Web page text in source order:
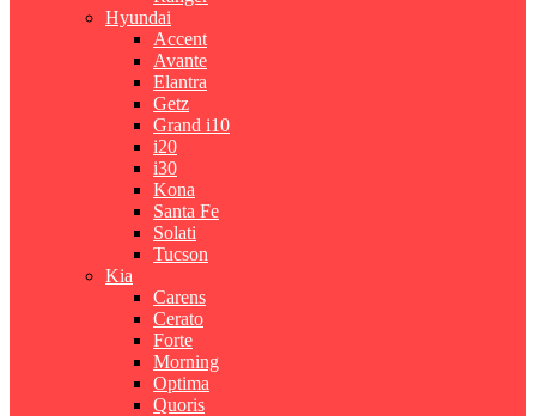
Hyundai
Accent
Avante
Elantra
Getz
Grand i10
i20
i30
Kona
Santa Fe
Solati
Tucson
Kia
Carens
Cerato
Forte
Morning
Optima
Quoris